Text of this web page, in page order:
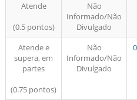
Atende
(0.5 pontos)
Não
Informado/Não
Divulgado
Atende e
supera, em
partes
(0.75 pontos)
Não
Informado/Não
Divulgado